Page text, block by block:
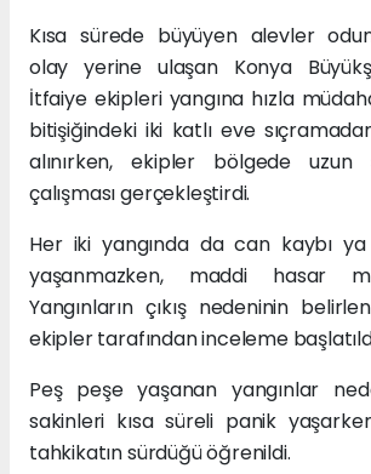
Kısa sürede büyüyen alevler
olay yerine ulaşan Konya
İtfaiye ekipleri yangına hızla
bitişiğindeki iki katlı eve
alınırken, ekipler bölgede
çalışması gerçekleştirdi.
Her iki yangında da can kaybı
yaşanmazken, maddi hasar
Yangınların çıkış nedeninin
ekipler tarafından inceleme
Peş peşe yaşanan yangınlar
sakinleri kısa süreli panik
tahkikatın sürdüğü öğrenildi.